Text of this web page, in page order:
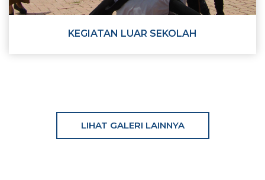
KEGIATAN LUAR SEKOLAH
LIHAT GALERI LAINNYA